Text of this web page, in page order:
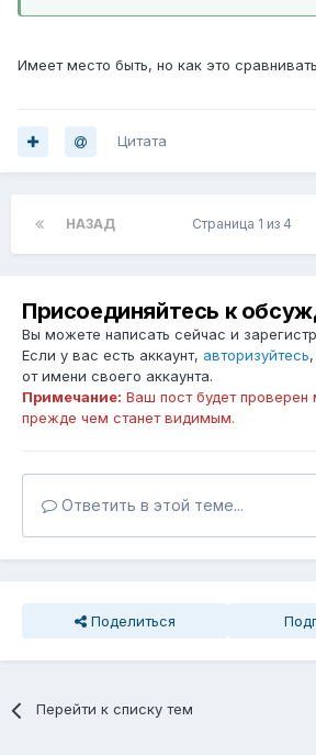
Имеет место быть, но как это
Цитата
НАЗАД Страница 1 из 4
Присоединяйтесь к
Вы можете написать сейчас и
Если у вас есть аккаунт, авторизуйтесь
от имени своего аккаунта.
Примечание: Ваш пост будет
прежде чем станет видимым.
Ответить в этой теме...
Поделиться
Перейти к списку тем